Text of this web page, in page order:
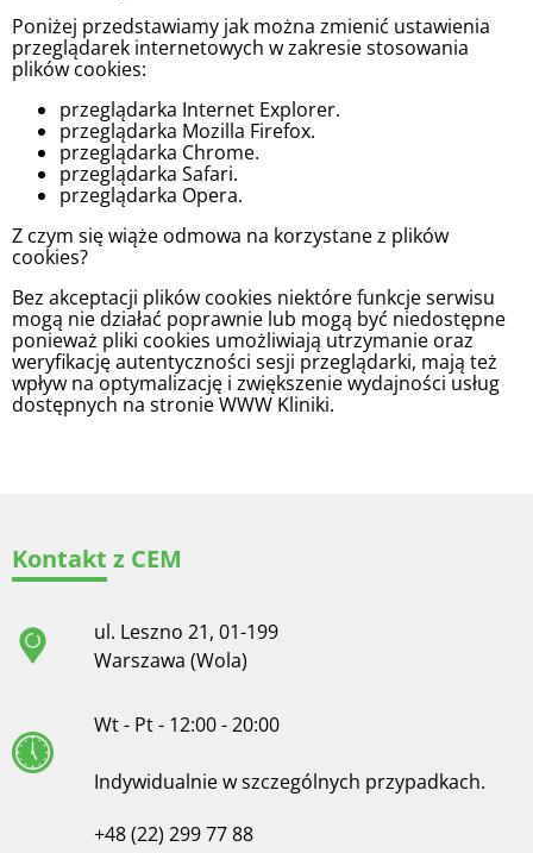
Poniżej przedstawiamy jak można zmienić ustawienia
przeglądarek internetowych w zakresie stosowania
plików cookies:
przeglądarka Internet Explorer.
przeglądarka Mozilla Firefox.
przeglądarka Chrome.
przeglądarka Safari.
przeglądarka Opera.
Z czym się wiąże odmowa na korzystane z plików
cookies?
Bez akceptacji plików cookies niektóre funkcje serwisu
mogą nie działać poprawnie lub mogą być niedostępne
ponieważ pliki cookies umożliwiają utrzymanie oraz
weryfikację autentyczności sesji przeglądarki, mają też
wpływ na optymalizację i zwiększenie wydajności usług
dostępnych na stronie WWW Kliniki.
Kontakt z CEM
ul. Leszno 21, 01-199
Warszawa (Wola)
Wt - Pt - 12:00 - 20:00
Indywidualnie w szczególnych przypadkach.
+48 (22) 299 77 88